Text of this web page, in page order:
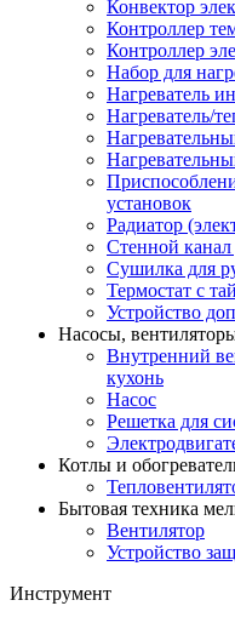
Конвектор
Контроллер
Контроллер
Набор для
Нагреватель
Нагреватель/
установок
Радиатор
Стенной
Сушилка для
Термостат с
Устройство
Насосы,
Внутренний
кухонь
Насос
Решетка для
Котлы и
Бытовая техника
Вентилятор
Устройство
Инструмент